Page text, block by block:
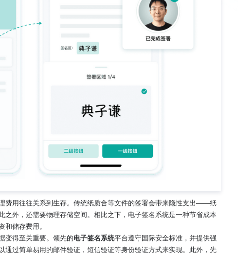
费用往往关系到生存。传统纸质合等文件的签署会带来隐性支出——纸
外，还需要物理存储空间。相比之下，电子签名系统是一种节省成本
储存费用。
变得至关重要。领先的电子签名系统平台遵守国际安全标准，并提供强
通过简单易用的邮件验证，短信验证等身份验证方式来实现。此外，先